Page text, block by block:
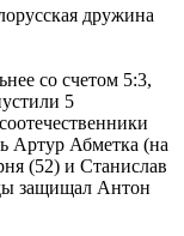
дружина
со счетом 5:3,
5
Артур Абметка (на
(52) и Станислав
защищал Антон